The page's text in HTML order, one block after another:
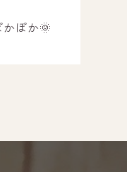
ぽか🌞